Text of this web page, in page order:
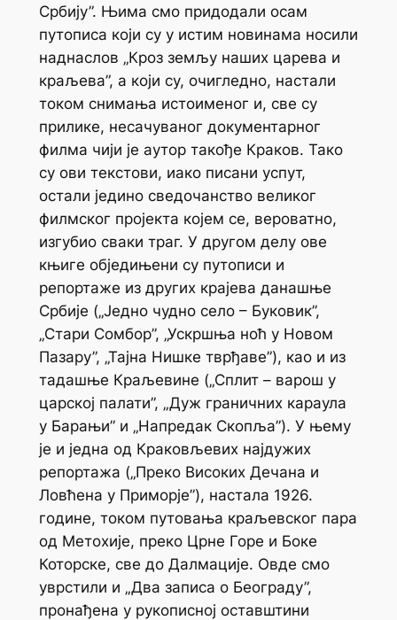
Србију”. Њима смо придодали осам
путописа који су у истим новинама носили
наднаслов „Кроз земљу наших царева и
краљева”, а који су, очигледно, настали
током снимања истоименог и, све су
прилике, несачуваног документарног
филма чији је аутор такође Краков. Тако
су ови текстови, иако писани успут,
остали једино сведочанство великог
филмског пројекта којем се, вероватно,
изгубио сваки траг. У другом делу ове
књиге обједињени су путописи и
репортаже из других крајева данашње
Србије („Једно чудно село – Буковик”,
„Стари Сомбор”, „Ускршња ноћ у Новом
Пазару”, „Тајна Нишке тврђаве”), као и из
тадашње Краљевине („Сплит – варош у
царској палати”, „Дуж граничних караула
у Барањи” и „Напредак Скопља”). У њему
је и једна од Краковљевих најдужих
репортажа („Преко Високих Дечана и
Ловћена у Приморје”), настала 1926.
године, током путовања краљевског пара
од Метохије, преко Црне Горе и Боке
Которске, све до Далмације. Овде смо
уврстили и „Два записа o Београду”,
пронађена у рукописној оставштини